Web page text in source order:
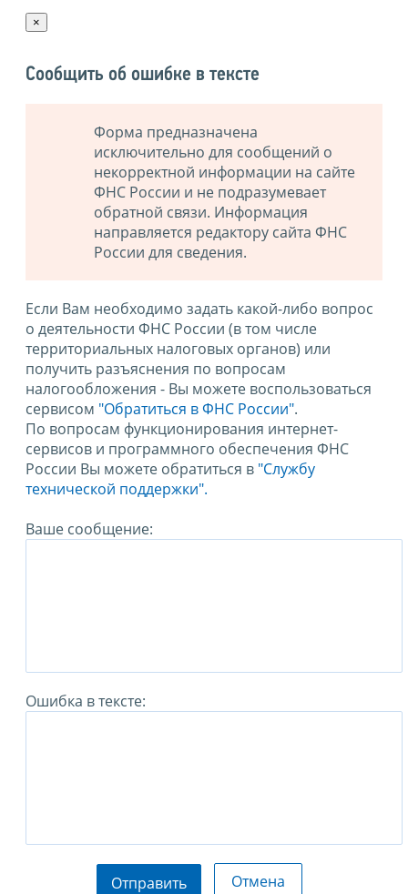
×
Сообщить об ошибке в тексте
Форма предназначена
исключительно для сообщений о
некорректной информации на сайте
ФНС России и не подразумевает
обратной связи. Информация
направляется редактору сайта ФНС
России для сведения.
Если Вам необходимо задать какой-либо вопрос
о деятельности ФНС России (в том числе
территориальных налоговых органов) или
получить разъяснения по вопросам
налогообложения - Вы можете воспользоваться
сервисом "Обратиться в ФНС России".
По вопросам функционирования интернет-
сервисов и программного обеспечения ФНС
России Вы можете обратиться в "Службу
технической поддержки".
Ваше сообщение:
Ошибка в тексте:
Отправить Отмена